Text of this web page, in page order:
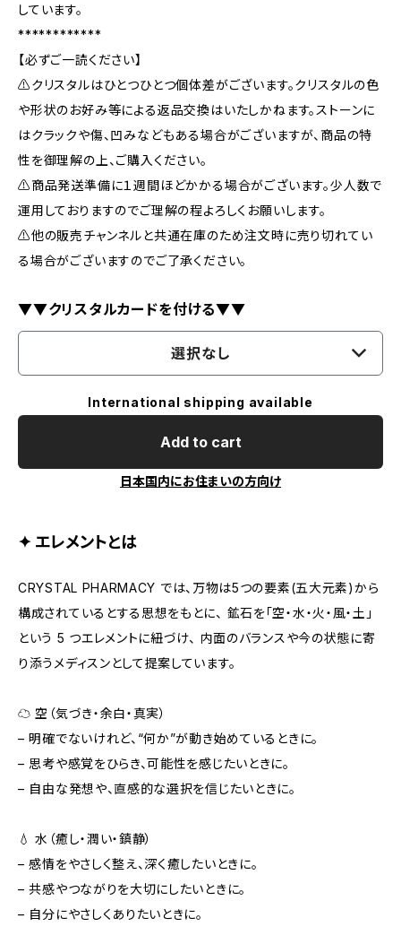
しています。
************
【必ずご一読ください】
⚠️クリスタルはひとつひとつ個体差がございます。クリスタルの色
や形状のお好み等による返品交換はいたしかねます。ストーンに
はクラックや傷、凹みなどもある場合がございますが、商品の特
性を御理解の上、ご購入ください。
⚠️商品発送準備に１週間ほどかかる場合がございます。少人数で
運用しておりますのでご理解の程よろしくお願いします。
⚠️他の販売チャンネルと共通在庫のため注文時に売り切れてい
る場合がございますのでご了承ください。
▼▼クリスタルカードを付ける▼▼
選択なし
International shipping available
Add to cart
日本国内にお住まいの方向け
✦ エレメントとは
CRYSTAL PHARMACY では、万物は5つの要素(五大元素)から
構成されているとする思想をもとに、 鉱石を「空・水・火・風・土」
という 5 つエレメントに紐づけ、 内面のバランスや今の状態に寄
り添うメディスンとして提案しています。
☁️ 空（気づき・余白・真実）
– 明確でないけれど、“何か”が動き始めているときに。
– 思考や感覚をひらき、可能性を感じたいときに。
– 自由な発想や、直感的な選択を信じたいときに。
💧 水（癒し・潤い・鎮静）
– 感情をやさしく整え、深く癒したいときに。
– 共感やつながりを大切にしたいときに。
– 自分にやさしくありたいときに。